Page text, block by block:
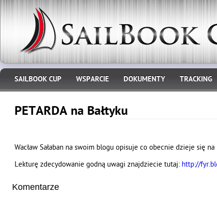
SAILBOOK CUP WSPARCIE DOKUMENTY TRACKING
PETARDA na Bałtyku
Wacław Sałaban na swoim blogu opisuje co obecnie dzieje się na
Lekturę zdecydowanie godną uwagi znajdziecie tutaj: http://
Komentarze